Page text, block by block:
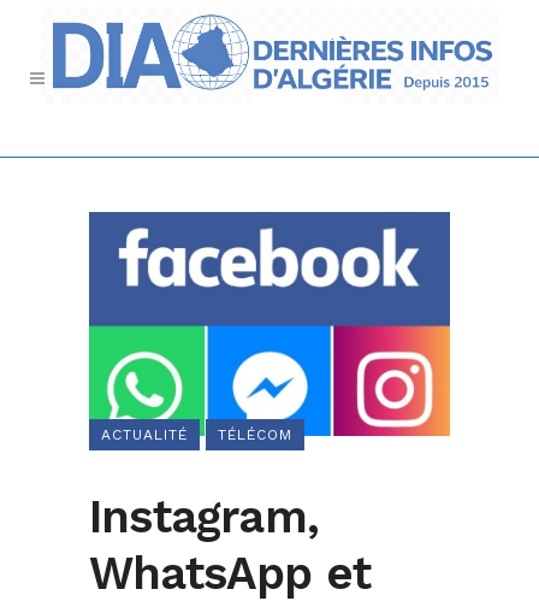
ACTUALITÉ TÉLÉCOM
Instagram,
WhatsApp et